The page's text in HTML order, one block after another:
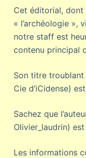
Cet éditorial, dont
« l’archéologie »,
notre staff est
contenu principal
Son titre
Cie d’iCidense)
Sachez que
Olivier_laudrin)
Les informations